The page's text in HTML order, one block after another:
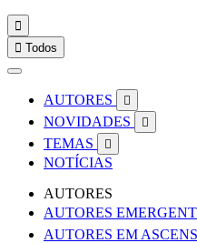

 Todos
AUTORES 
NOVIDADES 
TEMAS 
NOTÍCIAS
AUTORES
AUTORES
AUTORES EM